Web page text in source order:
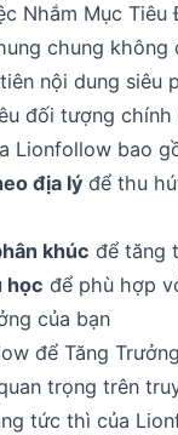
Nhắm Mục Tiêu
chung không
nội dung siêu
đối tượng
Lionfollow bao
địa lý để thu
khúc để tăng
học để phù hợp
của bạn
để Tăng
trọng trên
tức thì của